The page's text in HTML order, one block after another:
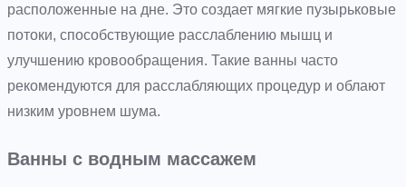
расположенные на дне. Это создает мягкие пузырьковые
потоки, способствующие расслаблению мышц и
улучшению кровообращения. Такие ванны часто
рекомендуются для расслабляющих процедур и облают
низким уровнем шума.
Ванны с водным массажем